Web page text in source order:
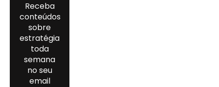
Receba
conteúdos
sobre
estratégia
toda
semana
no seu
email